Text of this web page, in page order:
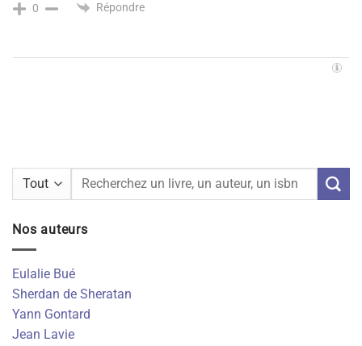
Recherche
Nos auteurs
Eulalie Bué
Sherdan de Sheratan
Yann Gontard
Jean Lavie
0 Répondre